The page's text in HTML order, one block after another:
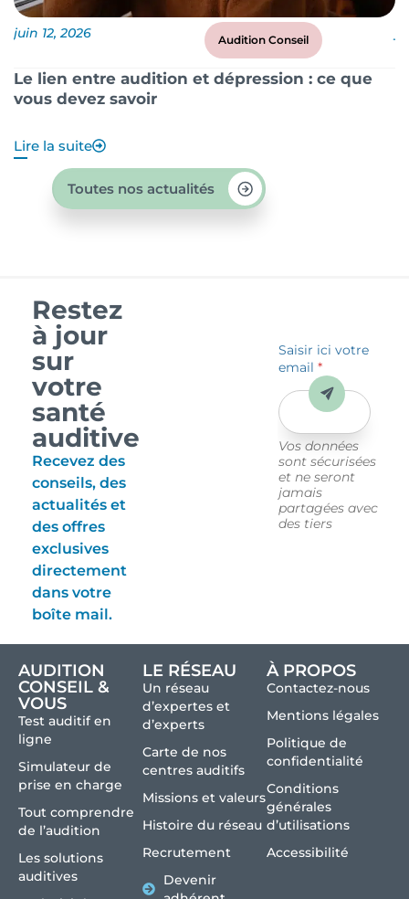
juin 12, 2026 Audition Conseil
Le lien entre audition et dépression : ce que
vous devez savoir
Lire la suite
Toutes nos actualités
Restez
à jour
sur
votre
santé
auditive
Recevez des
conseils, des
actualités et
des offres
exclusives
directement
dans votre
boîte mail.
Saisir ici votre
email*
Vos données
sont sécurisées
et ne seront
jamais
partagées avec
des tiers
Envoyer
AUDITION
CONSEIL &
VOUS
Test auditif en
ligne
Simulateur de
prise en charge
Tout comprendre
de l’audition
Les solutions
auditives
LE RÉSEAU
Un réseau
d’expertes et
d’experts
Carte de nos
centres auditifs
Missions et valeurs
Histoire du réseau
Recrutement
Devenir
À PROPOS
Contactez-nous
Mentions légales
Politique de
confidentialité
Conditions
générales
d’utilisations
Accessibilité